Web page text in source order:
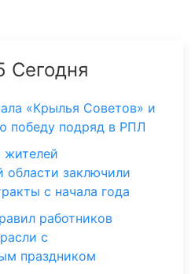
Сегодня
«Крылья Советов» и
победу подряд в РПЛ
жителей
области заключили
с начала года
работников
с
праздником